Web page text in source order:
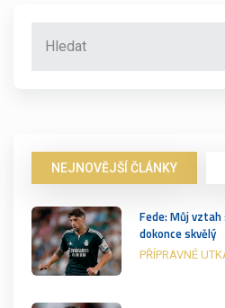
NEJNOVĚJŠÍ ČLÁNKY
Fede: Můj
dokonce skvělý
PŘÍPRAVNÉ